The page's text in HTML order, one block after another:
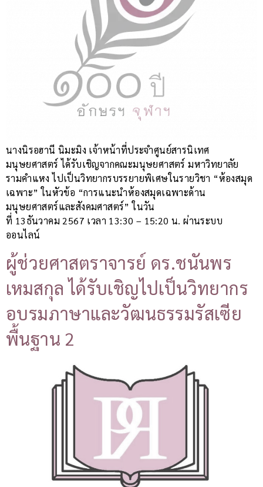
นางนิรอฮานี นิมะมิง เจ้าหน้าที่ประจำศูนย์สารนิเทศ
มนุษยศาสตร์ ได้รับเชิญจากคณะมนุษยศาสตร์ มหาวิทยาลัย
รามคำแหง ไปเป็นวิทยากรบรรยายพิเศษในรายวิชา “ห้องสมุด
เฉพาะ” ในหัวข้อ “การแนะนำห้องสมุดเฉพาะด้าน
มนุษยศาสตร์และสังคมศาสตร์” ในวัน
ที่ 13ธันวาคม 2567 เวลา 13:30 – 15:20 น. ผ่านระบบ
ออนไลน์
ผู้ช่วยศาสตราจารย์ ดร.ชนันพร
เหมสกุล ได้รับเชิญไปเป็นวิทยากร
อบรมภาษาและวัฒนธรรมรัสเซีย
พื้นฐาน 2